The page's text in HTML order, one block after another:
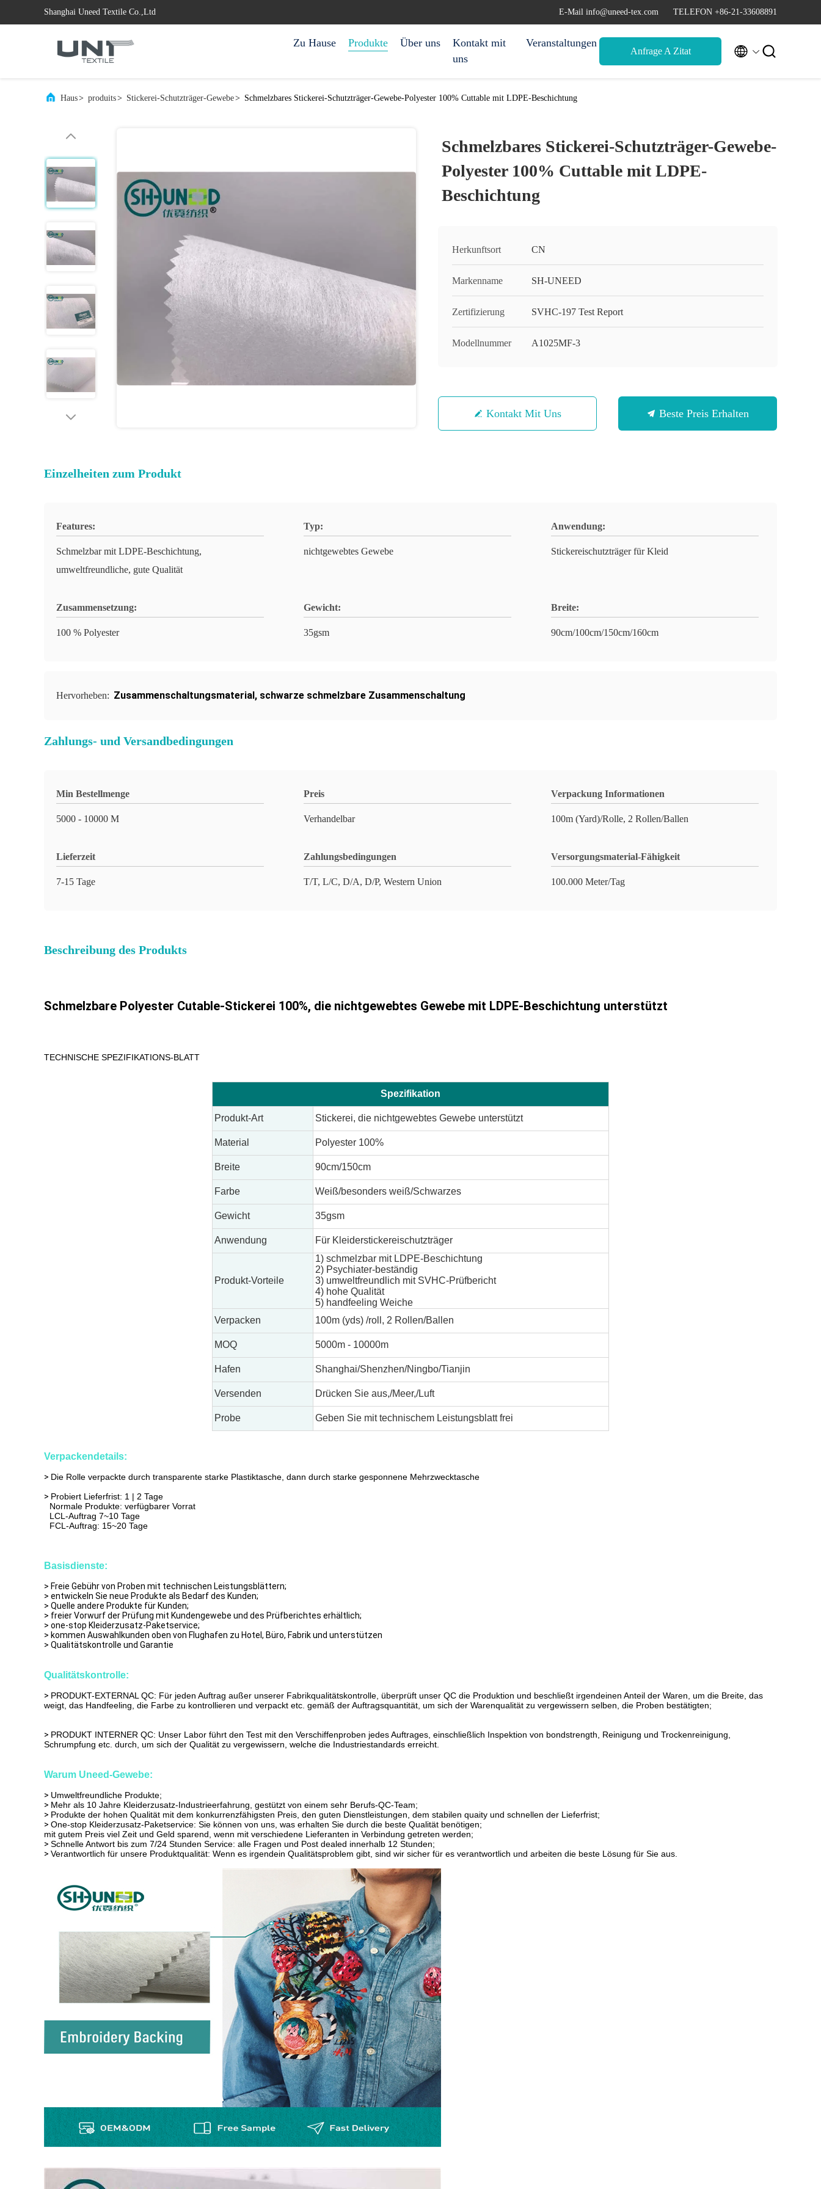
Shanghai Uneed Textile Co.,Ltd E-Mail info@uneed-tex.com TELEFON +86-21-33608891
Zu Hause Produkte Über uns
Kontakt mit
uns
Veranstaltungen
Anfrage A Zitat  
Haus> produits> Stickerei-Schutzträger-Gewebe> Schmelzbares Stickerei-Schutzträger-Gewebe-Polyester 100% Cuttable mit LDPE-Beschichtung
Schmelzbares Stickerei-Schutzträger-Gewebe-
Polyester 100% Cuttable mit LDPE-
Beschichtung
Herkunftsort CN
Markenname SH-UNEED
Zertifizierung SVHC-197 Test Report
Modellnummer A1025MF-3
Kontakt Mit Uns Beste Preis Erhalten
Einzelheiten zum Produkt
Features:
Schmelzbar mit LDPE-Beschichtung,
umweltfreundliche, gute Qualität
Typ:
nichtgewebtes Gewebe
Anwendung:
Stickereischutzträger für Kleid
Zusammensetzung:
100 % Polyester
Gewicht:
35gsm
Breite:
90cm/100cm/150cm/160cm
Hervorheben: Zusammenschaltungsmaterial, schwarze schmelzbare Zusammenschaltung
Zahlungs- und Versandbedingungen
Min Bestellmenge
5000 - 10000 M
Preis
Verhandelbar
Verpackung Informationen
100m (Yard)/Rolle, 2 Rollen/Ballen
Lieferzeit
7-15 Tage
Zahlungsbedingungen
T/T, L/C, D/A, D/P, Western Union
Versorgungsmaterial-Fähigkeit
100.000 Meter/Tag
Beschreibung des Produkts
Schmelzbare Polyester Cutable-Stickerei 100%, die nichtgewebtes Gewebe mit LDPE-Beschichtung unterstützt
TECHNISCHE SPEZIFIKATIONS-BLATT
Spezifikation
Produkt-Art Stickerei, die nichtgewebtes Gewebe unterstützt
Material Polyester 100%
Breite 90cm/150cm
Farbe Weiß/besonders weiß/Schwarzes
Gewicht 35gsm
Anwendung Für Kleiderstickereischutzträger
Produkt-Vorteile
1) schmelzbar mit LDPE-Beschichtung
2) Psychiater-beständig
3) umweltfreundlich mit SVHC-Prüfbericht
4) hohe Qualität
5) handfeeling Weiche
Verpacken
100m (yds) /roll, 2 Rollen/Ballen
MOQ 5000m - 10000m
Hafen Shanghai/Shenzhen/Ningbo/Tianjin
Versenden Drücken Sie aus,/Meer,/Luft
Probe Geben Sie mit technischem Leistungsblatt frei
Verpackendetails:
> Die Rolle verpackte durch transparente starke Plastiktasche, dann durch starke gesponnene Mehrzwecktasche
> Probiert Lieferfrist: 1 | 2 Tage
Normale Produkte: verfügbarer Vorrat
LCL-Auftrag 7~10 Tage
FCL-Auftrag: 15~20 Tage
Basisdienste:
> Freie Gebühr von Proben mit technischen Leistungsblättern;
> entwickeln Sie neue Produkte als Bedarf des Kunden;
> Quelle andere Produkte für Kunden;
> freier Vorwurf der Prüfung mit Kundengewebe und des Prüfberichtes erhältlich;
> one-stop Kleiderzusatz-Paketservice;
> kommen Auswahlkunden oben von Flughafen zu Hotel, Büro, Fabrik und unterstützen
> Qualitätskontrolle und Garantie
Qualitätskontrolle:
> PRODUKT-EXTERNAL QC: Für jeden Auftrag außer unserer Fabrikqualitätskontrolle, überprüft unser QC die Produktion und beschließt irgendeinen Anteil der Waren, um die Breite, das
weigt, das Handfeeling, die Farbe zu kontrollieren und verpackt etc. gemäß der Auftragsquantität, um sich der Warenqualität zu vergewissern selben, die Proben bestätigten;
> PRODUKT INTERNER QC: Unser Labor führt den Test mit den Verschiffenproben jedes Auftrages, einschließlich Inspektion von bondstrength, Reinigung und Trockenreinigung,
Schrumpfung etc. durch, um sich der Qualität zu vergewissern, welche die Industriestandards erreicht.
Warum Uneed-Gewebe:
> Umweltfreundliche Produkte;
> Mehr als 10 Jahre Kleiderzusatz-Industrieerfahrung, gestützt von einem sehr Berufs-QC-Team;
> Produkte der hohen Qualität mit dem konkurrenzfähigsten Preis, den guten Dienstleistungen, dem stabilen quaity und schnellen der Lieferfrist;
> One-stop Kleiderzusatz-Paketservice: Sie können von uns, was erhalten Sie durch die beste Qualität benötigen;
mit gutem Preis viel Zeit und Geld sparend, wenn mit verschiedene Lieferanten in Verbindung getreten werden;
> Schnelle Antwort bis zum 7/24 Stunden Service: alle Fragen und Post dealed innerhalb 12 Stunden;
> Verantwortlich für unsere Produktqualität: Wenn es irgendein Qualitätsproblem gibt, sind wir sicher für es verantwortlich und arbeiten die beste Lösung für Sie aus.